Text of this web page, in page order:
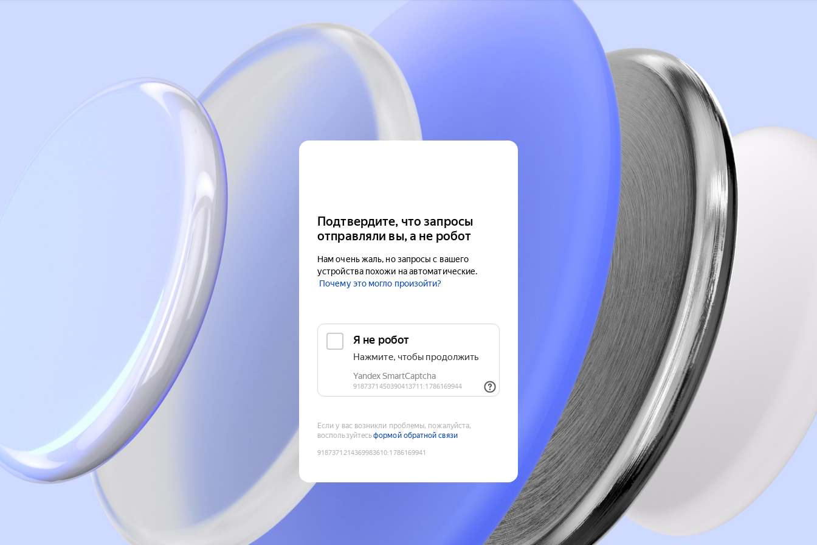
Подтвердите, что запросы
отправляли вы, а не робот
Нам очень жаль, но запросы с вашего
устройства похожи на автоматические.
Почему это могло произойти?
Если у вас возникли проблемы, пожалуйста,
воспользуйтесьформой обратной связи
9187371214369983610:1786169941